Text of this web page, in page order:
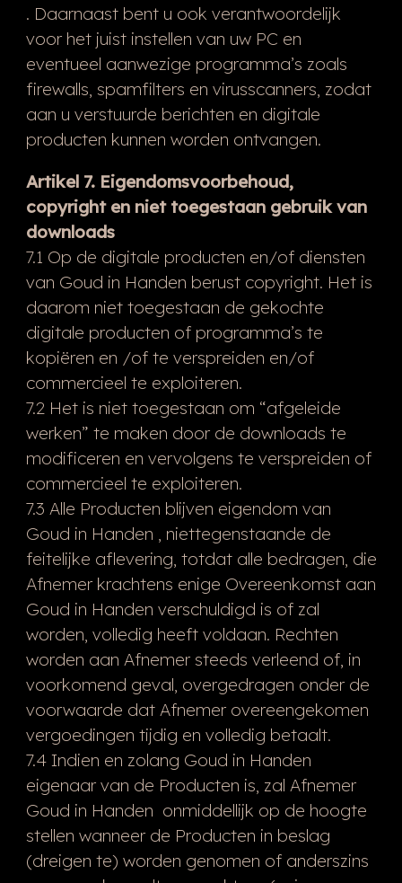
. Daarnaast bent u ook verantwoordelijk
voor het juist instellen van uw PC en
eventueel aanwezige programma’s zoals
firewalls, spamfilters en virusscanners, zodat
aan u verstuurde berichten en digitale
producten kunnen worden ontvangen.
Artikel 7. Eigendomsvoorbehoud,
copyright en niet toegestaan gebruik van
downloads
7.1 Op de digitale producten en/of diensten
van Goud in Handen berust copyright. Het is
daarom niet toegestaan de gekochte
digitale producten of programma’s te
kopiëren en /of te verspreiden en/of
commercieel te exploiteren.
7.2 Het is niet toegestaan om “afgeleide
werken” te maken door de downloads te
modificeren en vervolgens te verspreiden of
commercieel te exploiteren.
7.3 Alle Producten blijven eigendom van
Goud in Handen , niettegenstaande de
feitelijke aflevering, totdat alle bedragen, die
Afnemer krachtens enige Overeenkomst aan
Goud in Handen verschuldigd is of zal
worden, volledig heeft voldaan. Rechten
worden aan Afnemer steeds verleend of, in
voorkomend geval, overgedragen onder de
voorwaarde dat Afnemer overeengekomen
vergoedingen tijdig en volledig betaalt.
7.4 Indien en zolang Goud in Handen
eigenaar van de Producten is, zal Afnemer
Goud in Handen onmiddellijk op de hoogte
stellen wanneer de Producten in beslag
(dreigen te) worden genomen of anderszins